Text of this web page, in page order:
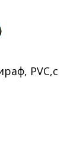
PVC,с